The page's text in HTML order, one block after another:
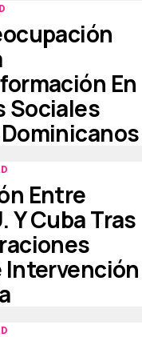
En
Sociales
Entre
Y Cuba Tras
Intervención